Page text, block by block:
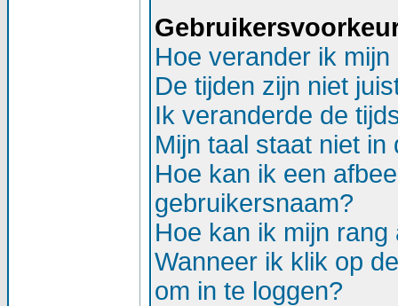
Hoe verander ik
De tijden zijn niet
Ik veranderde de
Mijn taal staat niet in
Hoe kan ik een
gebruikersnaam?
Hoe kan ik mijn rang
Wanneer ik klik op
om in te loggen?